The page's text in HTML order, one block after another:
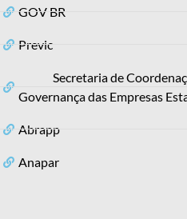
GOV BR
Previc
Secretaria de
Governança das Empresas
Abrapp
Anapar